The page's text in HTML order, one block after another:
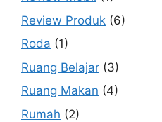
Review Produk (6)
Roda (1)
Ruang Belajar (3)
Ruang Makan (4)
Rumah (2)